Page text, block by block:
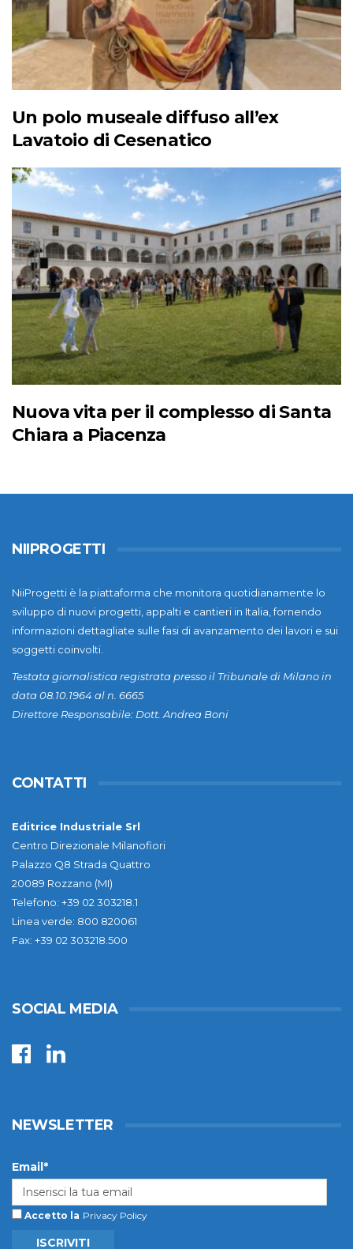
Un polo museale diffuso all’ex
Lavatoio di Cesenatico
Nuova vita per il complesso di Santa
Chiara a Piacenza
NIIPROGETTI
NiiProgetti è la piattaforma che monitora quotidianamente lo
sviluppo di nuovi progetti, appalti e cantieri in Italia, fornendo
informazioni dettagliate sulle fasi di avanzamento dei lavori e sui
soggetti coinvolti.
Testata giornalistica registrata presso il Tribunale di Milano in
data 08.10.1964 al n. 6665
Direttore Responsabile: Dott. Andrea Boni
CONTATTI
Editrice Industriale Srl
Centro Direzionale Milanofiori
Palazzo Q8 Strada Quattro
20089 Rozzano (MI)
Telefono: +39 02 303218.1
Linea verde: 800 820061
Fax: +39 02 303218.500
SOCIAL MEDIA
NEWSLETTER
Email*
Accetto la Privacy Policy
ISCRIVITI